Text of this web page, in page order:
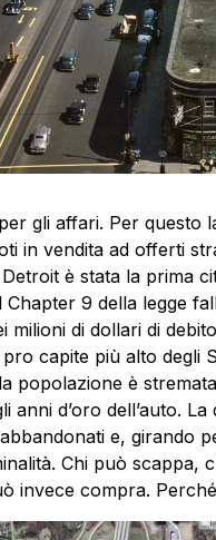
gli affari. Per questo
in vendita ad offerti
è stata la prima
9 della legge
milioni di dollari di
capite più alto degli
popolazione è
anni d’oro dell’auto.
e, girando
Chi può scappa,
invece compra.